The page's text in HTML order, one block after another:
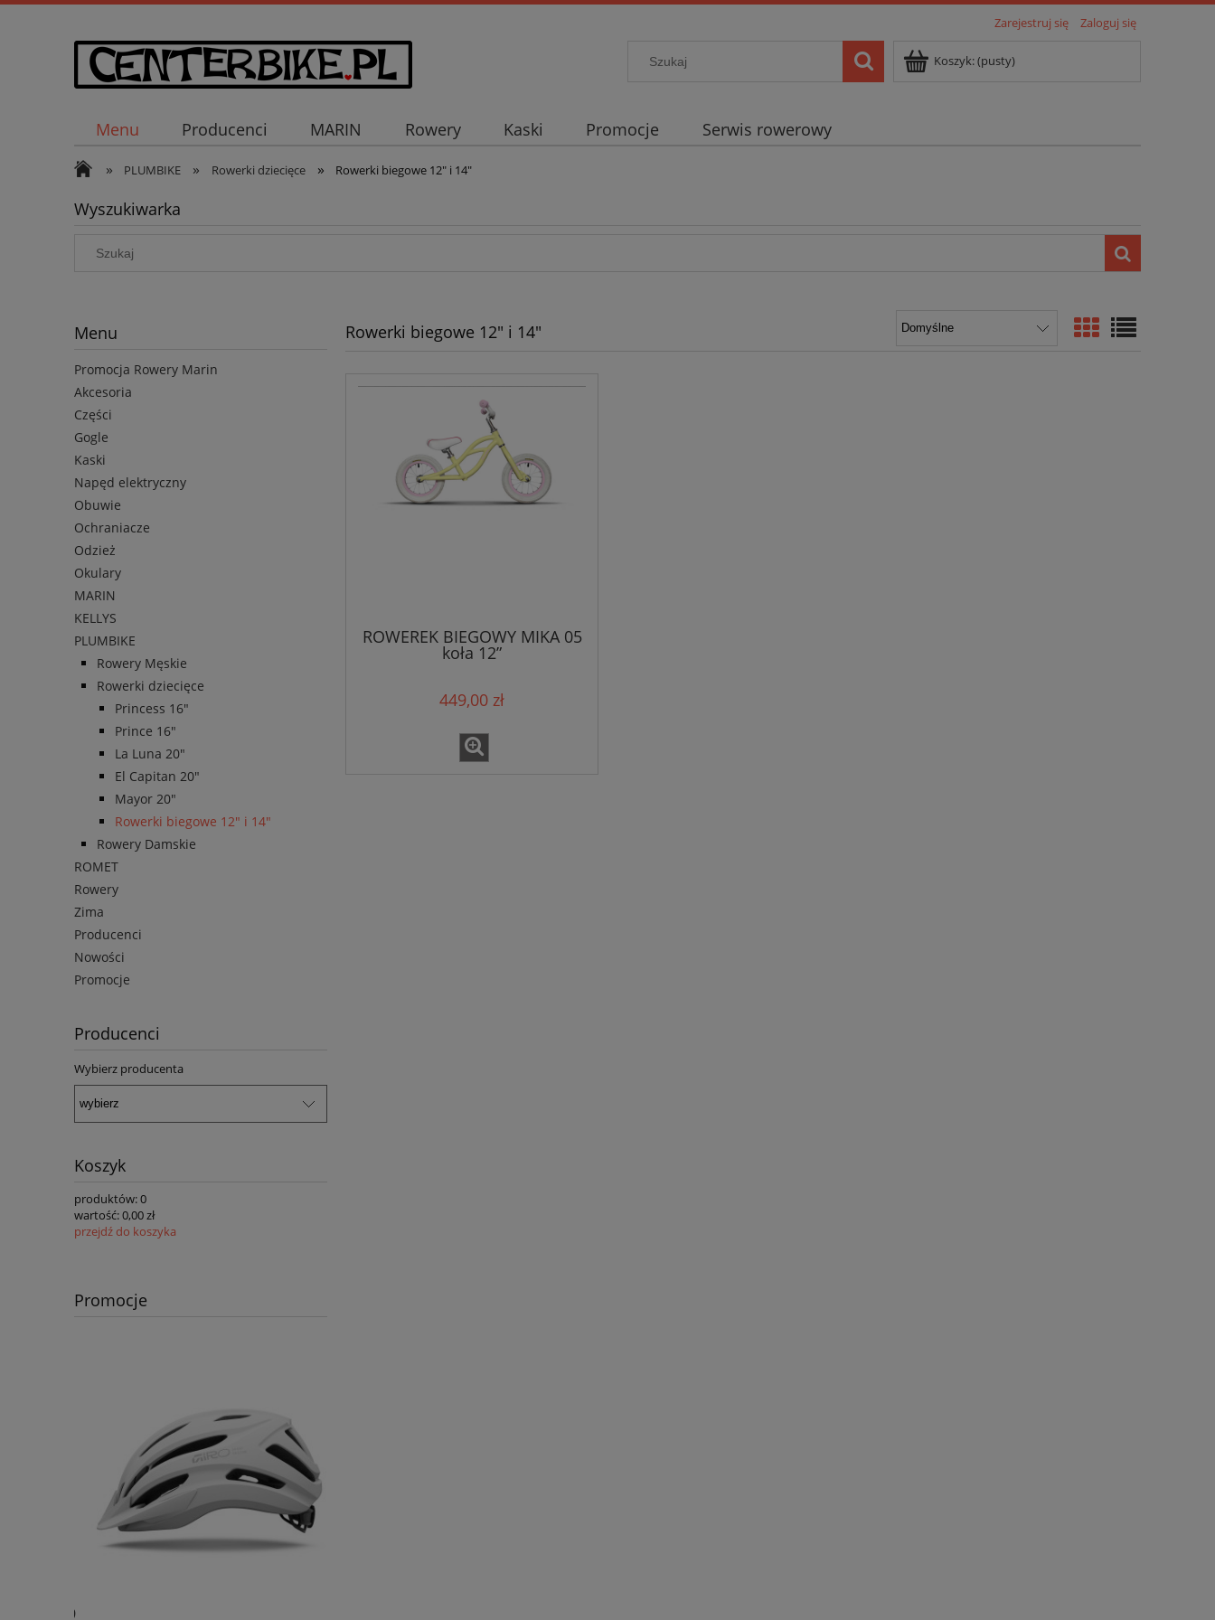
Zarejestruj się Zaloguj się
Koszyk:(pusty)
Menu Producenci MARIN Rowery Kaski Promocje Serwis rowerowy
» PLUMBIKE » Rowerki dziecięce » Rowerki biegowe 12" i 14"
Wyszukiwarka
Menu
Promocja Rowery Marin
Akcesoria
Części
Gogle
Kaski
Napęd elektryczny
Obuwie
Ochraniacze
Odzież
Okulary
MARIN
KELLYS
PLUMBIKE
Rowery Męskie
Rowerki dziecięce
Princess 16"
Prince 16"
La Luna 20"
El Capitan 20"
Mayor 20"
Rowerki biegowe 12" i 14"
Rowery Damskie
ROMET
Rowery
Zima
Producenci
Nowości
Promocje
Producenci
Wybierz producenta
Koszyk
produktów:0
wartość:0,00 zł
przejdź do koszyka
Promocje
Rowerki biegowe 12" i 14"
ROWEREK BIEGOWY MIKA 05
koła 12”
449,00 zł